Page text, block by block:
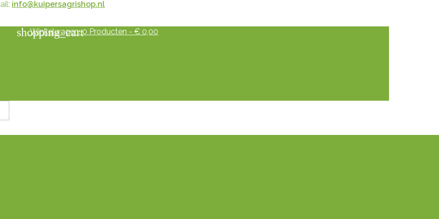
info@kuipersagrishop.nl
shopping_cart
Winkelwagen: 0 Producten - € 0,00